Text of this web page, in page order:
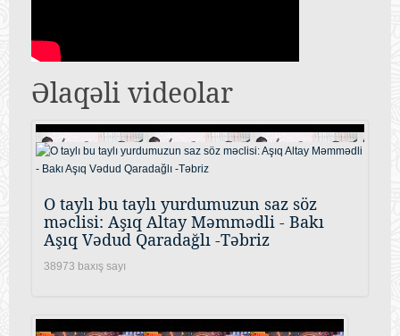
Əlaqəli videolar
O taylı bu taylı yurdumuzun saz söz
məclisi: Aşıq Altay Məmmədli - Bakı
Aşıq Vədud Qaradağlı -Təbriz
38973 baxış sayı